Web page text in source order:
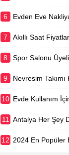
6 Evden Eve Nakliyat
7 Akıllı Saat
8 Spor Salonu Üyelik
9 Nevresim Takımı
10 Evde Kullanım İçin
11 Antalya Her Şey Dahil
12 2024 En Popüler